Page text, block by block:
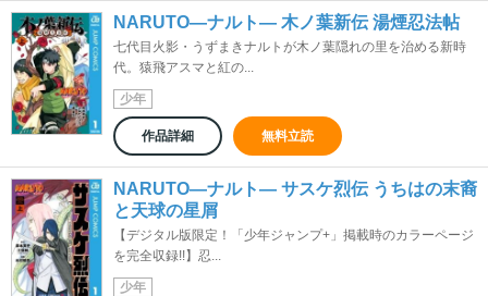
NARUTO―ナルト― 木ノ葉新伝 湯煙忍法帖
七代目火影・うずまきナルトが木ノ葉隠れの里を治める新時
代。猿飛アスマと紅の...
少年
作品詳細 無料立読
NARUTO―ナルト― サスケ烈伝 うちはの末裔
と天球の星屑
【デジタル版限定！「少年ジャンプ+」掲載時のカラーページ
を完全収録!!】忍...
少年